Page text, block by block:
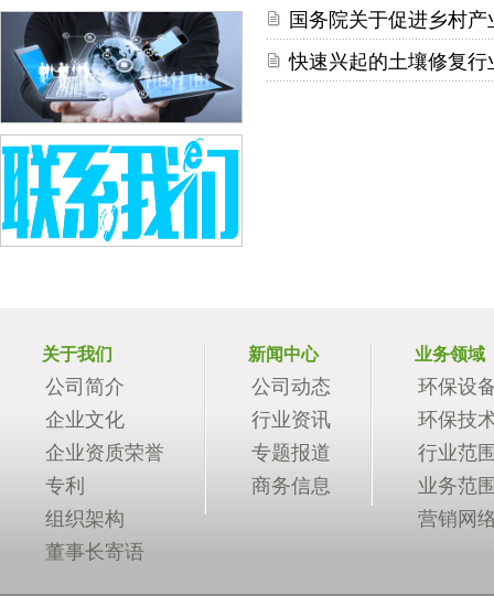
国务院关于促进乡村
快速兴起的土壤修复
关于我们
公司简介
企业文化
企业资质荣誉
专利
组织架构
董事长寄语
新闻中心
公司动态
行业资讯
专题报道
商务信息
业务领域
环保设
环保技
行业范
业务范
营销网